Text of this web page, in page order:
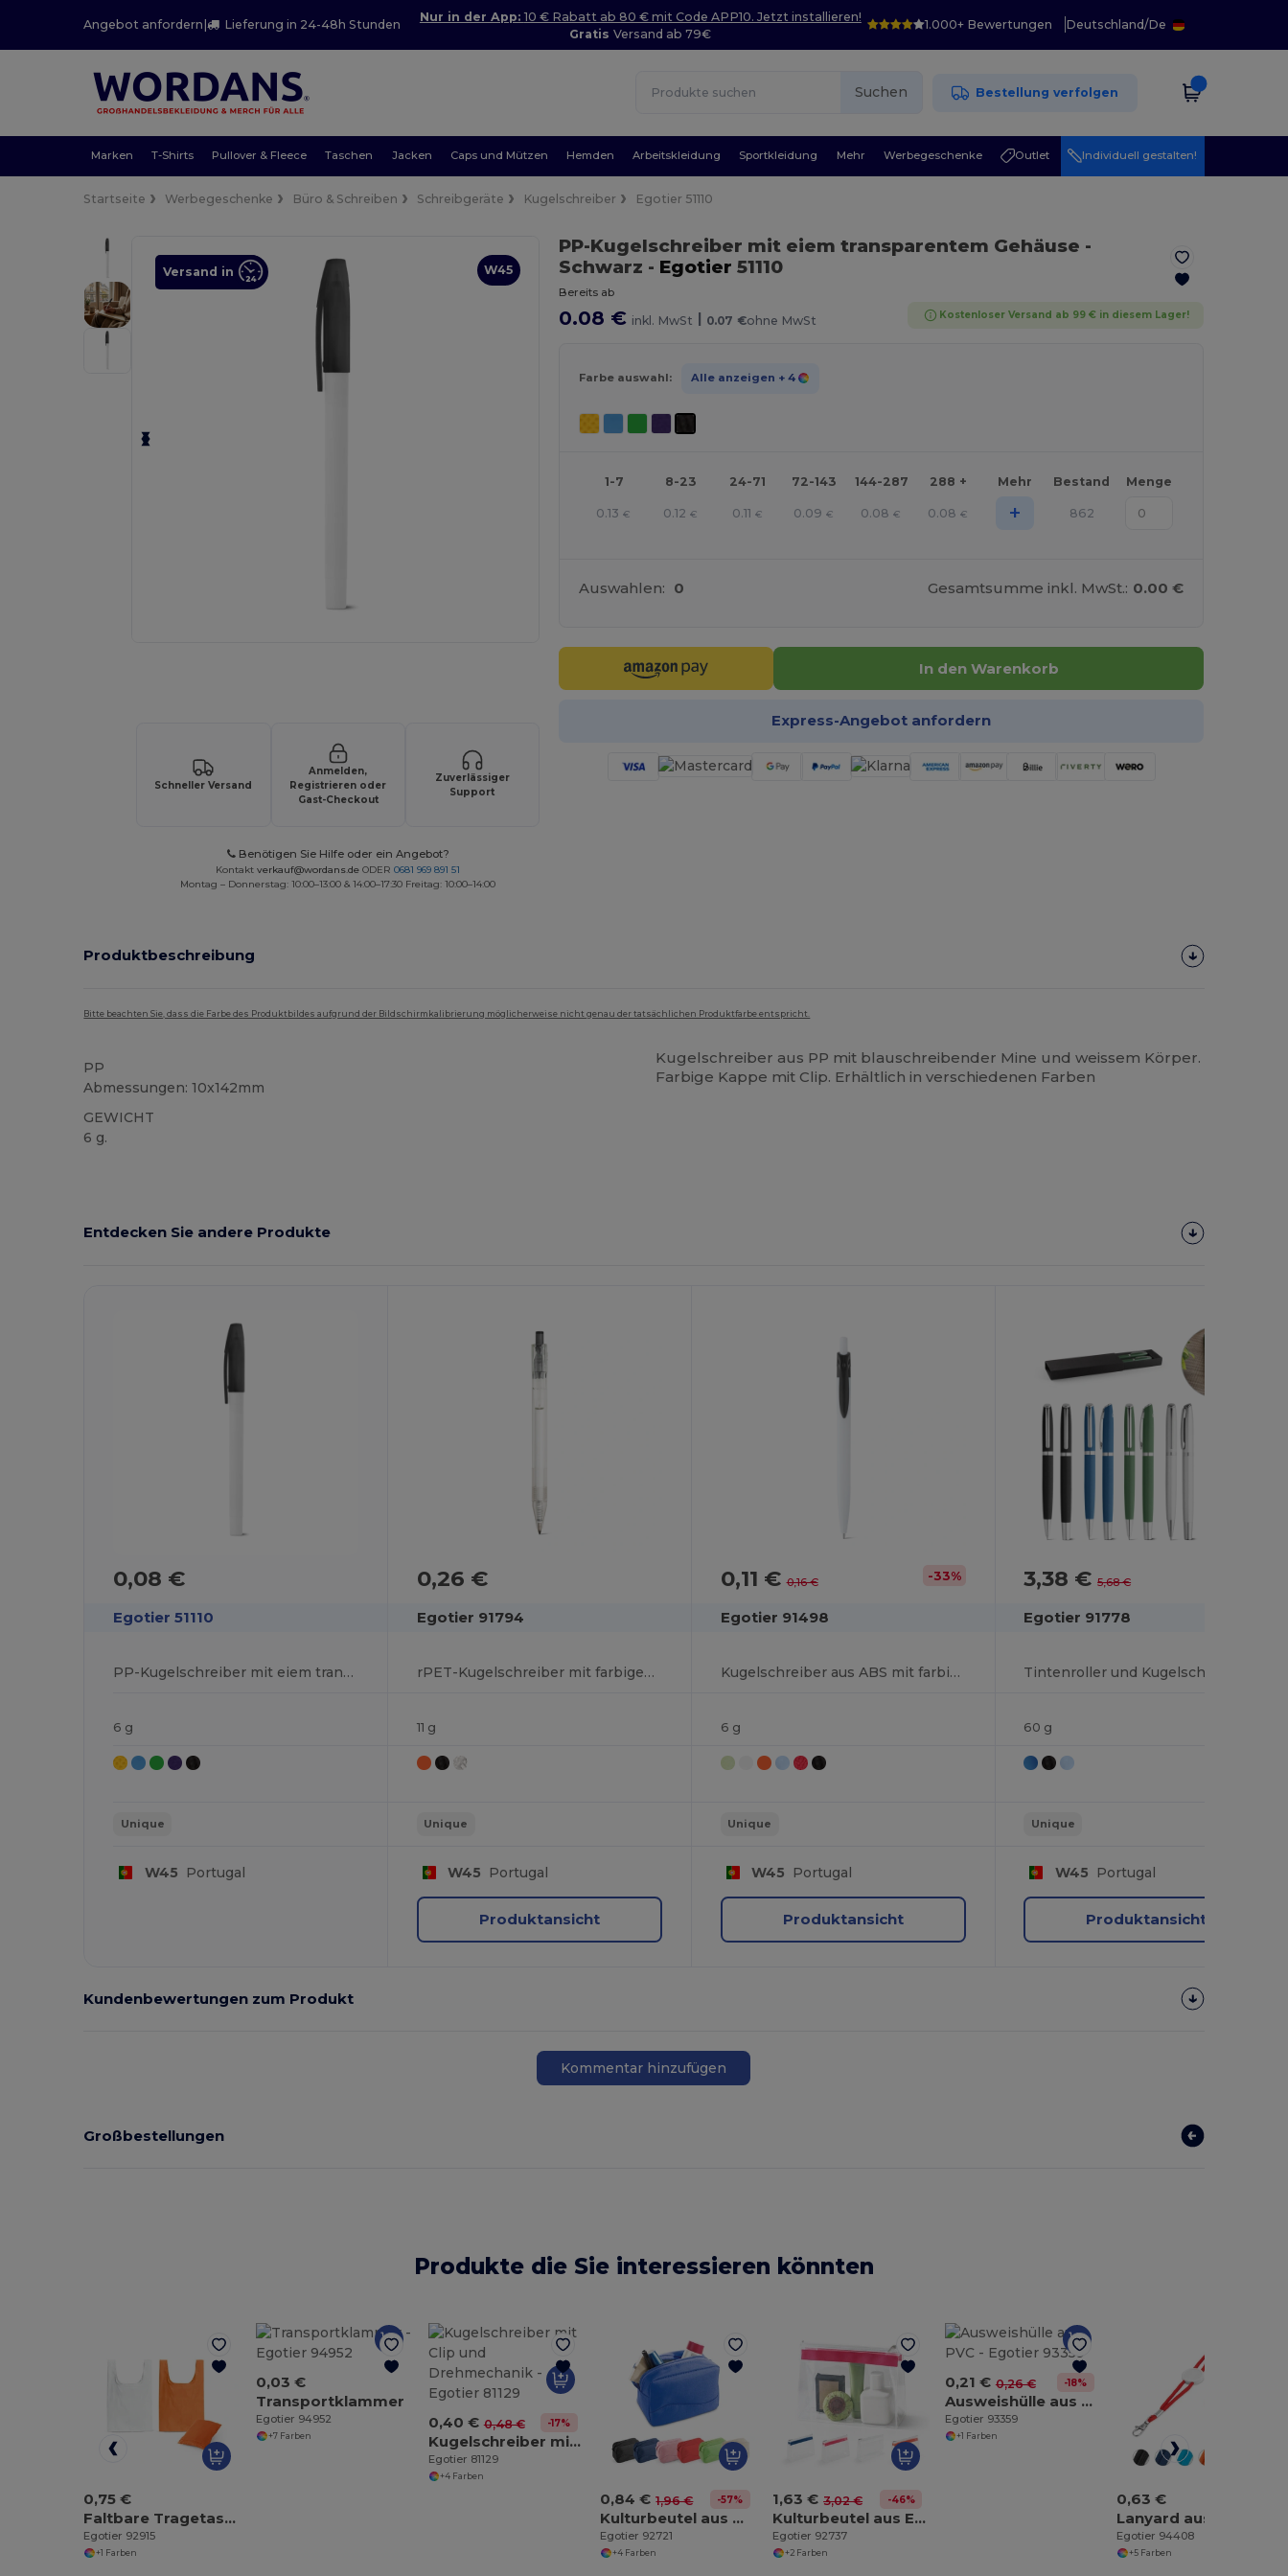
Angebot anfordern | Lieferung in 24-48h Stunden
Nur in der App: 10 € Rabatt ab 80 € mit Code APP10. Jetzt installieren!
GratisVersand ab 79€
1.000+ Bewertungen Deutschland/De
Suchen Bestellung verfolgen
Marken T-Shirts Pullover & Fleece Taschen Jacken Caps und Mützen Hemden Arbeitskleidung Sportkleidung Mehr Werbegeschenke Outlet Individuell gestalten!
Startseite Werbegeschenke Büro & Schreiben Schreibgeräte Kugelschreiber Egotier 51110
W45
Versand in
Schneller Versand
Anmelden,
Registrieren oder
Gast-Checkout
Zuverlässiger
Support
Benötigen Sie Hilfe oder ein Angebot?
Kontaktverkauf@wordans.de ODER0681 969 891 51
Montag – Donnerstag: 10:00–13:00 & 14:00–17:30 Freitag: 10:00–14:00
PP-Kugelschreiber mit eiem transparentem Gehäuse -
Schwarz - Egotier 51110
Bereits ab
0.08 € inkl. MwSt | 0.07 €ohne MwSt Kostenloser Versand ab 99 € in diesem Lager!
Farbe auswahl: Alle anzeigen + 4
1-7 8-23 24-71 72-143 144-287 288 + Mehr Bestand Menge
0.13 € 0.12 € 0.11 € 0.09 € 0.08 € 0.08 € + 862
Auswahlen: 0 Gesamtsumme inkl. MwSt.: 0.00 €
In den Warenkorb
Express-Angebot anfordern
Produktbeschreibung
Bitte beachten Sie, dass die Farbe des Produktbildes aufgrund der Bildschirmkalibrierung möglicherweise nicht genau der tatsächlichen Produktfarbe entspricht.
PP
Abmessungen: 10x142mm
GEWICHT
6 g.
Kugelschreiber aus PP mit blauschreibender Mine und weissem Körper.
Farbige Kappe mit Clip. Erhältlich in verschiedenen Farben
Entdecken Sie andere Produkte
0,08 €
Egotier 51110
PP-Kugelschreiber mit eiem transparentem Gehäuse
6 g
Unique
W45 Portugal
0,26 €
Egotier 91794
rPET-Kugelschreiber mit farbigem Knopf
11 g
Unique
W45 Portugal
Produktansicht
0,11 €0,16 € -33%
Egotier 91498
Kugelschreiber aus ABS mit farbigem Clip
6 g
Unique
W45 Portugal
Produktansicht
3,38 €5,68 €
Egotier 91778
60 g
Unique
W45 Portugal
Produktansicht
Kundenbewertungen zum Produkt
Kommentar hinzufügen
Großbestellungen
Produkte die Sie interessieren könnten
0,75 €
Faltbare Tragetasche aus 210D
Egotier 92915
+1 Farben
0,03 €
Transportklammer
Egotier 94952
+7 Farben
0,40 € 0,48 € -17%
Kugelschreiber mit Clip und Drehmechanik
Egotier 81129
+4 Farben
0,84 € 1,96 € -57%
Kulturbeutel aus Mikrofasern
Egotier 92721
+4 Farben
1,63 € 3,02 € -46%
Kulturbeutel aus EVA mit Reißverschluss
Egotier 92737
+2 Farben
0,21 € 0,26 € -18%
Ausweishülle aus PVC
Egotier 93359
+1 Farben
0,63 €
Egotier 94408
+5 Farben